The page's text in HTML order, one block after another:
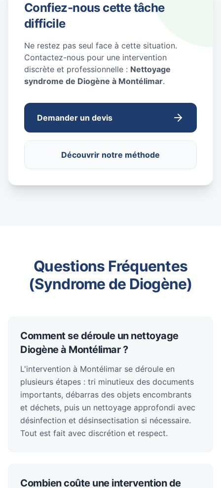
Confiez-nous cette tâche
difficile
Ne restez pas seul face à cette situation.
Contactez-nous pour une intervention
discrète et professionnelle : Nettoyage
syndrome de Diogène à Montélimar.
Demander un devis
Découvrir notre méthode
Questions Fréquentes
(Syndrome de Diogène)
Comment se déroule un nettoyage
Diogène à Montélimar ?
L'intervention à Montélimar se déroule en
plusieurs étapes : tri minutieux des documents
importants, débarras des objets encombrants
et déchets, puis un nettoyage approfondi avec
désinfection et désinsectisation si nécessaire.
Tout est fait avec discrétion et respect.
Combien coûte une intervention de